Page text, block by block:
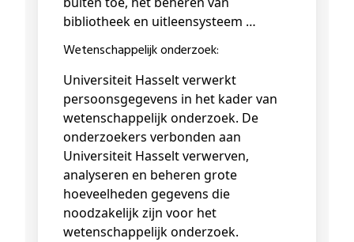
bibliotheek en uitleensysteem …
Wetenschappelijk onderzoek:
Universiteit Hasselt verwerkt
persoonsgegevens in het kader van
wetenschappelijk onderzoek. De
onderzoekers verbonden aan
Universiteit Hasselt verwerven,
analyseren en beheren grote
hoeveelheden gegevens die
noodzakelijk zijn voor het
wetenschappelijk onderzoek.